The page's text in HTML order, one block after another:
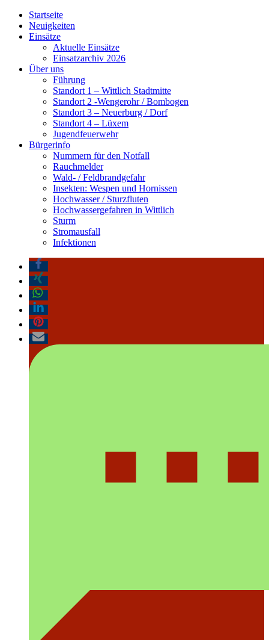
Startseite
Neuigkeiten
Einsätze
Aktuelle Einsätze
Einsatzarchiv 2026
Über uns
Führung
Standort 1 – Wittlich Stadtmitte
Standort 2 -Wengerohr / Bombogen
Standort 3 – Neuerburg / Dorf
Standort 4 – Lüxem
Jugendfeuerwehr
Bürgerinfo
Nummern für den Notfall
Rauchmelder
Wald- / Feldbrandgefahr
Insekten: Wespen und Hornissen
Hochwasser / Sturzfluten
Hochwassergefahren in Wittlich
Sturm
Stromausfall
Infektionen